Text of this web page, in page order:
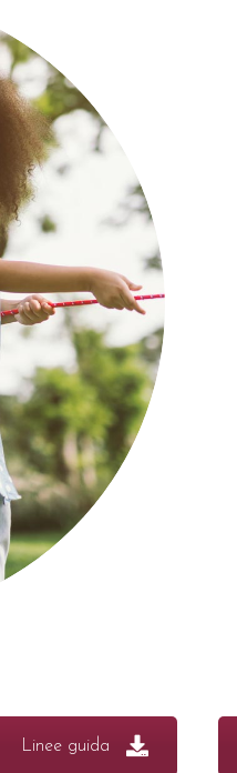
Linee guida